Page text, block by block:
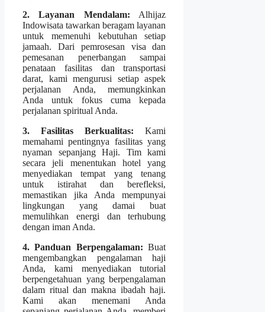
2. Layanan Mendalam: Alhijaz
Indowisata tawarkan beragam layanan
untuk memenuhi kebutuhan setiap
jamaah. Dari pemrosesan visa dan
pemesanan penerbangan sampai
penataan fasilitas dan transportasi
darat, kami mengurusi setiap aspek
perjalanan Anda, memungkinkan
Anda untuk fokus cuma kepada
perjalanan spiritual Anda.
3. Fasilitas Berkualitas: Kami
memahami pentingnya fasilitas yang
nyaman sepanjang Haji. Tim kami
secara jeli menentukan hotel yang
menyediakan tempat yang tenang
untuk istirahat dan berefleksi,
memastikan jika Anda mempunyai
lingkungan yang damai buat
memulihkan energi dan terhubung
dengan iman Anda.
4. Panduan Berpengalaman: Buat
mengembangkan pengalaman haji
Anda, kami menyediakan tutorial
berpengetahuan yang berpengalaman
dalam ritual dan makna ibadah haji.
Kami akan menemani Anda